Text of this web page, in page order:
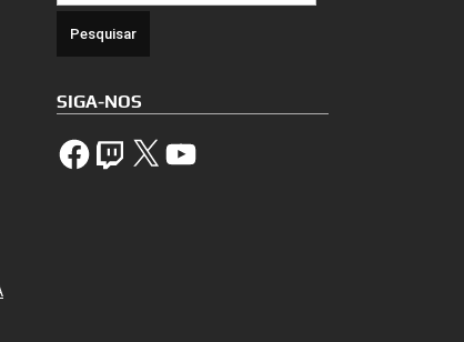
SIGA-NOS
FacebookTwitch X YouTube